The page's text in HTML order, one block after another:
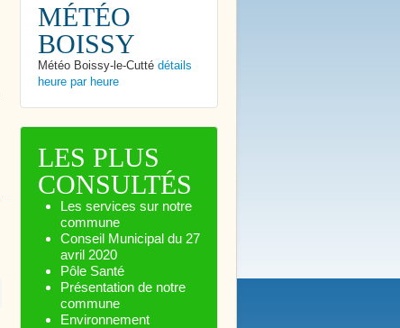
MÉTÉO
BOISSY
Météo Boissy-le-Cutté détails
heure par heure
LES PLUS
CONSULTÉS
Les services sur notre
commune
Conseil Municipal du 27
avril 2020
Pôle Santé
Présentation de notre
commune
Environnement